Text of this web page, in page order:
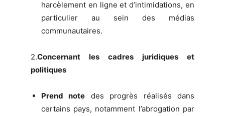
harcèlement en ligne et d’intimidations, en
particulier au sein des médias
communautaires.
2.Concernant les cadres juridiques et
politiques
Prend note des progrès réalisés dans
certains pays, notamment l’abrogation par